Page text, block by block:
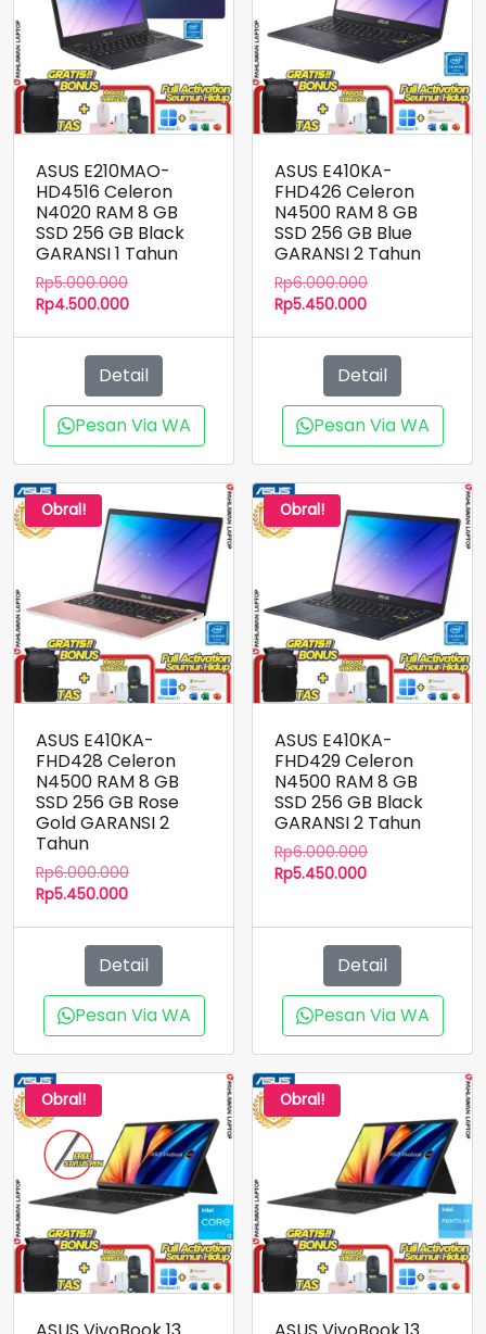
ASUS E210MAO-
HD4516 Celeron
N4020 RAM 8 GB
SSD 256 GB Black
GARANSI 1 Tahun
Rp5.000.000Harga
aslinya
Rp4.500.000Harga
adalah:
Rp4.500.000.
Detail
Pesan Via WA
ASUS E410KA-
FHD426 Celeron
N4500 RAM 8 GB
SSD 256 GB Blue
GARANSI 2 Tahun
Rp6.000.000Harga
Rp5.450.000Harga
adalah:
Rp5.450.000.
Detail
Pesan Via WA
Obral!
ASUS E410KA-
FHD428 Celeron
N4500 RAM 8 GB
SSD 256 GB Rose
Gold GARANSI 2
Tahun
Rp6.000.000Harga
Rp5.450.000Harga
adalah:
Rp5.450.000.
Detail
Pesan Via WA
Obral!
ASUS E410KA-
FHD429 Celeron
N4500 RAM 8 GB
SSD 256 GB Black
GARANSI 2 Tahun
Rp6.000.000Harga
Rp5.450.000Harga
Rp5.450.000.
Detail
Pesan Via WA
Obral! Obral!